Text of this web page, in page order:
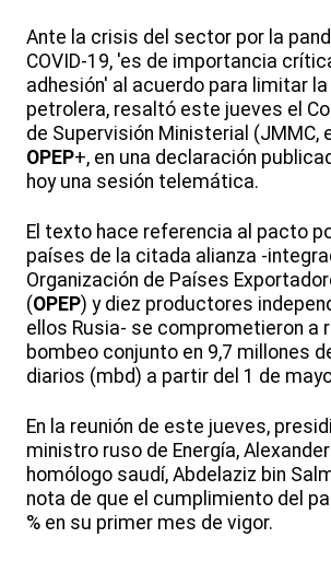
Ante la crisis del sector por la
COVID-19, 'es de importancia
adhesión' al acuerdo para limitar
petrolera, resaltó este jueves el
de Supervisión Ministerial (JMMC,
OPEP+, en una declaración
hoy una sesión telemática.
El texto hace referencia al pacto
países de la citada alianza -
Organización de Países
(OPEP) y diez productores
ellos Rusia- se comprometieron a
bombeo conjunto en 9,7 millones
diarios (mbd) a partir del 1 de
En la reunión de este jueves,
ministro ruso de Energía,
homólogo saudí, Abdelaziz bin
nota de que el cumplimiento del
% en su primer mes de vigor.